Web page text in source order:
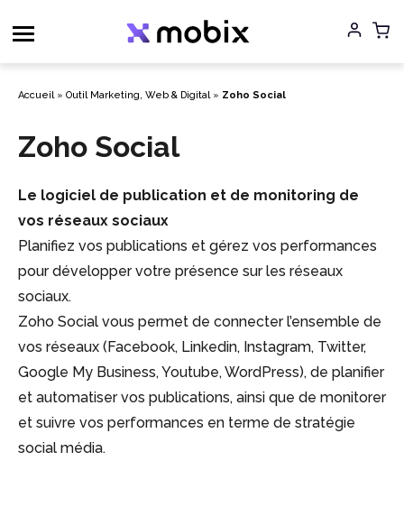
contenu
Accueil» Outil Marketing, Web & Digital» Zoho Social
Zoho Social
Le logiciel de publication et de monitoring de
vos réseaux sociaux
Planifiez vos publications et gérez vos performances
pour développer votre présence sur les réseaux
sociaux.
Zoho Social vous permet de connecter l’ensemble de
vos réseaux (Facebook, Linkedin, Instagram, Twitter,
Google My Business, Youtube, WordPress), de planifier
et automatiser vos publications, ainsi que de monitorer
et suivre vos performances en terme de stratégie
social média.